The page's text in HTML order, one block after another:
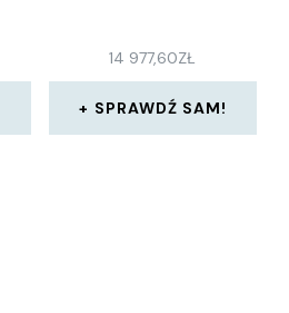
14 977,60ZŁ
SPRAWDŹ SAM!